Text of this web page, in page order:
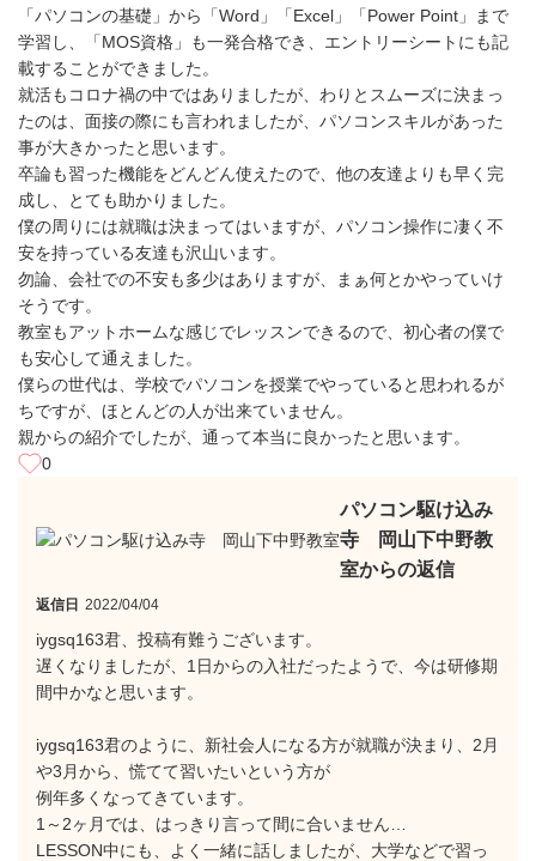
「パソコンの基礎」から「Word」「Excel」「Power Point」まで
学習し、「MOS資格」も一発合格でき、エントリーシートにも記
載することができました。
就活もコロナ禍の中ではありましたが、わりとスムーズに決まっ
たのは、面接の際にも言われましたが、パソコンスキルがあった
事が大きかったと思います。
卒論も習った機能をどんどん使えたので、他の友達よりも早く完
成し、とても助かりました。
僕の周りには就職は決まってはいますが、パソコン操作に凄く不
安を持っている友達も沢山います。
勿論、会社での不安も多少はありますが、まぁ何とかやっていけ
そうです。
教室もアットホームな感じでレッスンできるので、初心者の僕で
も安心して通えました。
僕らの世代は、学校でパソコンを授業でやっていると思われるが
ちですが、ほとんどの人が出来ていません。
親からの紹介でしたが、通って本当に良かったと思います。
0
パソコン駆け込み
寺 岡山下中野教
室からの返信
返信日 2022/04/04
iygsq163君、投稿有難うございます。
遅くなりましたが、1日からの入社だったようで、今は研修期
間中かなと思います。
iygsq163君のように、新社会人になる方が就職が決まり、2月
や3月から、慌てて習いたいという方が
例年多くなってきています。
1～2ヶ月では、はっきり言って間に合いません…
LESSON中にも、よく一緒に話しましたが、大学などで習っ